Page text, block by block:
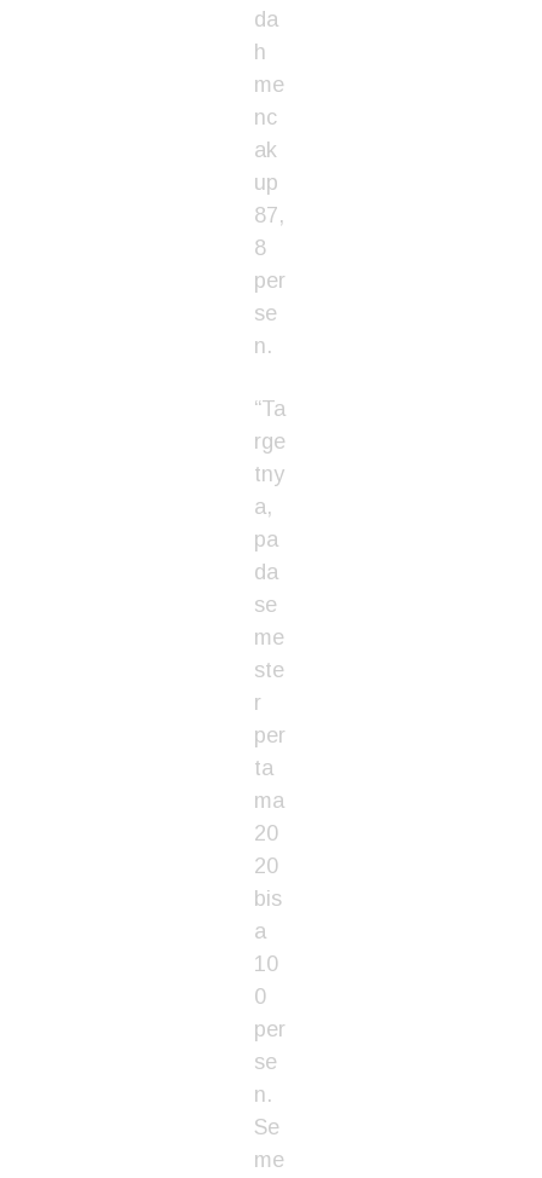
da
h
me
nc
ak
up
87,
8
per
se
n.
“Ta
rge
tny
a,
pa
da
se
me
ste
r
per
ta
ma
20
20
bis
a
10
0
per
se
n.
Se
me